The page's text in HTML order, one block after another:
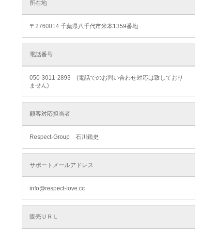
所在地
〒2760014 千葉県八千代市米本1359番地
電話番号
050-3011-2893 (電話でのお問い合わせ対応は致しており
ません)
顧客対応担当者
Respect-Group 石川鑑史
サポートメールアドレス
info@respect-love.cc
販売ＵＲＬ